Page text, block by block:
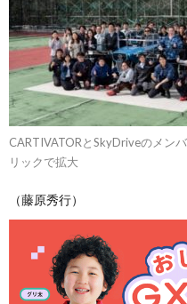
CARTIVATORとSkyDriveのメン
リックで拡大
（藤原秀行）